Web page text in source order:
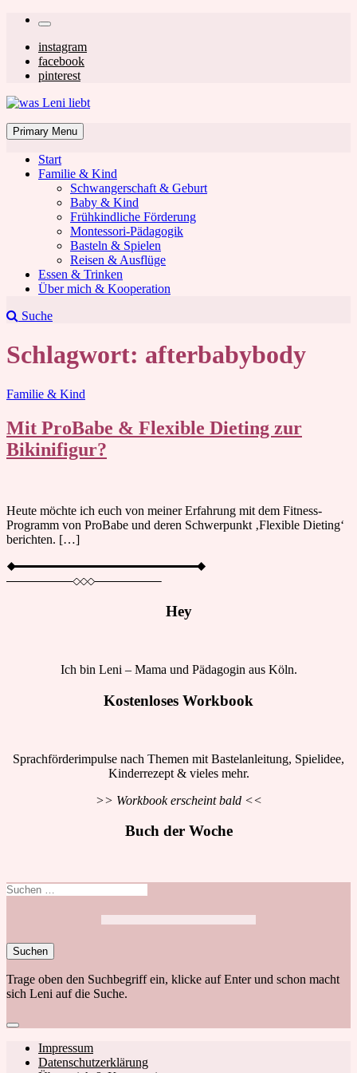
Skip
content
Secondary
left
navigation
Secondary
right
navigation
instagram
facebook
pinterest
was Leni liebt
Mom & Lifestyle Blog
Primary Menu
Start
Familie & Kind
Schwangerschaft & Geburt
Baby & Kind
Frühkindliche Förderung
Montessori-Pädagogik
Basteln & Spielen
Reisen & Ausflüge
Essen & Trinken
Über mich & Kooperation
Suche
Schlagwort: afterbabybody
Blog
Familie & Kind
Mit ProBabe & Flexible Dieting zur
Bikinifigur?
Heute möchte ich euch von meiner Erfahrung mit dem Fitness-
Programm von ProBabe und deren Schwerpunkt ‚Flexible Dieting‘
berichten. […]
Hey
Ich bin Leni – Mama und Pädagogin aus Köln.
Kostenloses Workbook
Sprachförderimpulse nach Themen mit Bastelanleitung, Spielidee,
Kinderrezept & vieles mehr.
>> Workbook erscheint bald <<
Buch der Woche
Suchen
Trage oben den Suchbegriff ein, klicke auf Enter und schon macht
sich Leni auf die Suche.
Close
search
FooterImpressum
Datenschutzerklärung